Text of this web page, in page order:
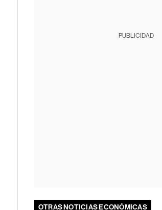
PUBLICIDAD
OTRAS NOTICIAS ECONÓMICAS